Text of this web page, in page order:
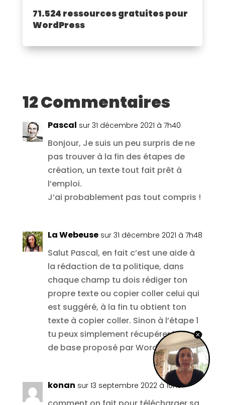
71.524 ressources gratuites pour
WordPress
12 Commentaires
Pascal sur 31 décembre 2021 à 7h40
Bonjour, Je suis un peu surpris de ne
pas trouver à la fin des étapes de
création, un texte tout fait prêt à
l’emploi.
J’ai probablement pas tout compris !
La Webeuse sur 31 décembre 2021 à 7h48
Salut Pascal, en fait c’est une aide à
la rédaction de ta politique, dans
chaque champ tu dois rédiger ton
propre texte ou copier coller celui qui
est suggéré, à la fin tu obtient ton
texte à copier coller. Sinon à l’étape 1
tu peux simplement récupérer le texte
de base proposé par WordPress
konan sur 13 septembre 2022 à 10h37